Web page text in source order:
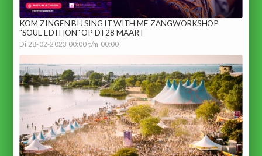
KOM ZINGEN BIJ SING IT WITH ME ZANGWORKSHOP
"SOUL EDITION" OP DI 28 MAART
Di 28-02-2023 00:00 t/m 00:00